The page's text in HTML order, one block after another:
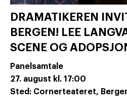
DRAMATIKEREN
BERGEN! LEE
SCENE OG
Panelsamtale
27. august kl. 17:00
Sted: Cornerteateret,